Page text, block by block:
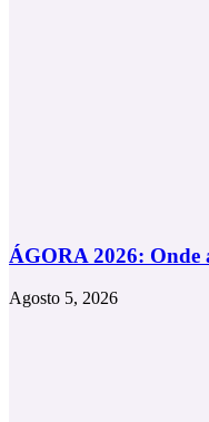
ÁGORA 2026: Onde
Agosto 5, 2026